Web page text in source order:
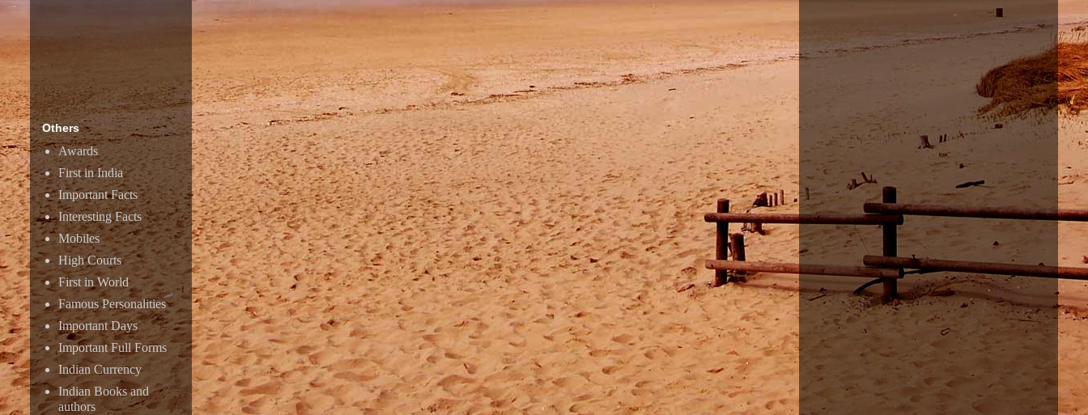
Others
Awards
First in India
Important Facts
Interesting Facts
Mobiles
High Courts
First in World
Famous Personalities
Important Days
Important Full Forms
Indian Currency
Indian Books and
authors